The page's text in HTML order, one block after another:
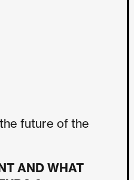
future of the
AND WHAT